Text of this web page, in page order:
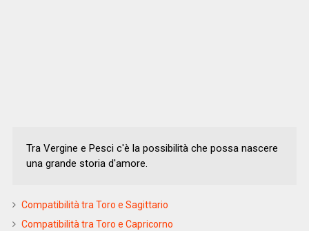
Tra Vergine e Pesci c'è la possibilità che possa nascere
una grande storia d'amore.
Compatibilità tra Toro e Sagittario
Compatibilità tra Toro e Capricorno